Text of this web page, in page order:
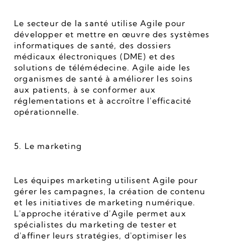
Le secteur de la santé utilise Agile pour
développer et mettre en œuvre des systèmes
informatiques de santé, des dossiers
médicaux électroniques (DME) et des
solutions de télémédecine. Agile aide les
organismes de santé à améliorer les soins
aux patients, à se conformer aux
réglementations et à accroître l'efficacité
opérationnelle.
5. Le marketing
Les équipes marketing utilisent Agile pour
gérer les campagnes, la création de contenu
et les initiatives de marketing numérique.
L'approche itérative d'Agile permet aux
spécialistes du marketing de tester et
d'affiner leurs stratégies, d'optimiser les